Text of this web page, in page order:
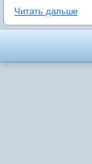
Читать дальше